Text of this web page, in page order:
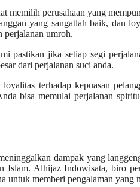
memilih perusahaan yang
yang sangatlah baik, dan
perjalanan umroh.
pastikan jika setiap segi
dari perjalanan suci anda.
terhadap kepuasan
bisa memulai perjalanan
dampak yang
Islam. Alhijaz Indowisata, biro
untuk memberi pengalaman yang